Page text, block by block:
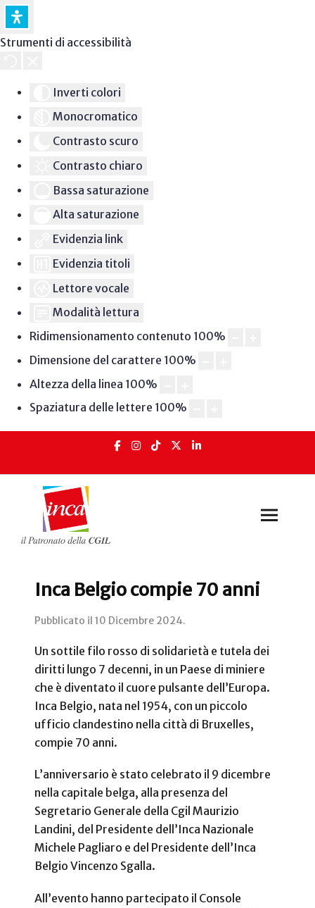
Strumenti di accessibilità
Inverti colori
Monocromatico
Contrasto scuro
Contrasto chiaro
Bassa saturazione
Alta saturazione
Evidenzia link
Evidenzia titoli
Lettore vocale
Modalità lettura
Ridimensionamento contenuto 100%
Dimensione del carattere 100%
Altezza della linea 100%
Spaziatura delle lettere 100%
Inca Belgio compie 70 anni
Pubblicato il 10 Dicembre 2024.
Un sottile filo rosso di solidarietà e tutela dei
diritti lungo 7 decenni, in un Paese di miniere
che è diventato il cuore pulsante dell’Europa.
Inca Belgio, nata nel 1954, con un piccolo
ufficio clandestino nella città di Bruxelles,
compie 70 anni.
L’anniversario è stato celebrato il 9 dicembre
nella capitale belga, alla presenza del
Segretario Generale della Cgil Maurizio
Landini, del Presidente dell’Inca Nazionale
Michele Pagliaro e del Presidente dell’Inca
Belgio Vincenzo Sgalla.
All’evento hanno partecipato il Console